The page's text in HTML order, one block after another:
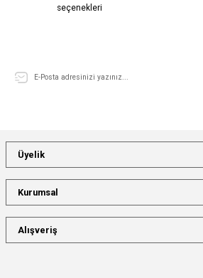
seçenekleri
Üyelik
Kurumsal
Alışveriş